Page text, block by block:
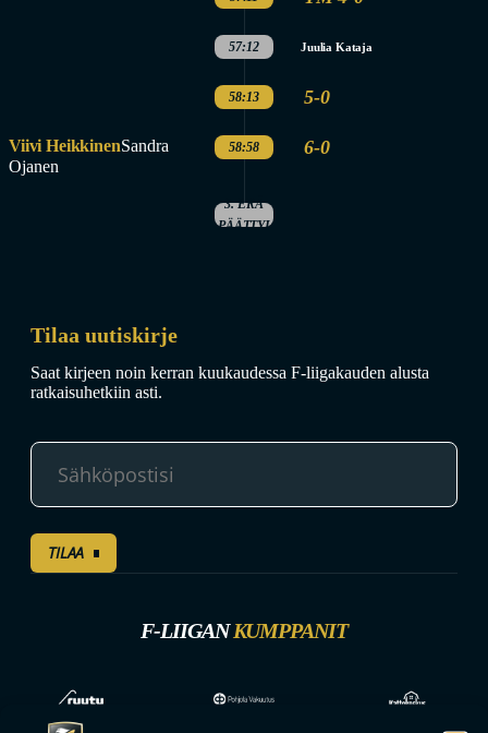
57:12 Juulia Kataja
58:13 5-0
Viivi HeikkinenSandra
Ojanen
58:58 6-0
3. ERÄ
PÄÄTTYI
Tilaa uutiskirje
Saat kirjeen noin kerran kuukaudessa F-liigakauden alusta
ratkaisuhetkiin asti.
TILAA
F-LIIGANKUMPPANIT